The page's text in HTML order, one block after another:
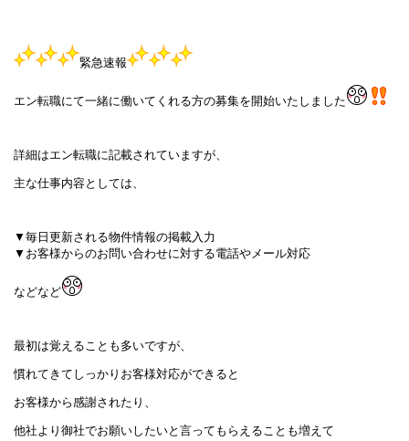
緊急速報
エン転職にて一緒に働いてくれる方の募集を開始いたしました
詳細はエン転職に記載されていますが、
主な仕事内容としては、
▼毎日更新される物件情報の掲載入力
▼お客様からのお問い合わせに対する電話やメール対応
などなど
最初は覚えることも多いですが、
慣れてきてしっかりお客様対応ができると
お客様から感謝されたり、
他社より御社でお願いしたいと言ってもらえることも増えて